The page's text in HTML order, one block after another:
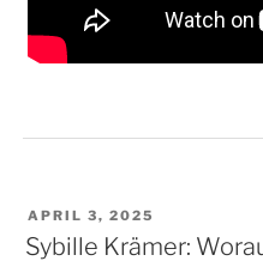
VERÖFFENTLICHT
AM
APRIL 3, 2025
Sybille Krämer: